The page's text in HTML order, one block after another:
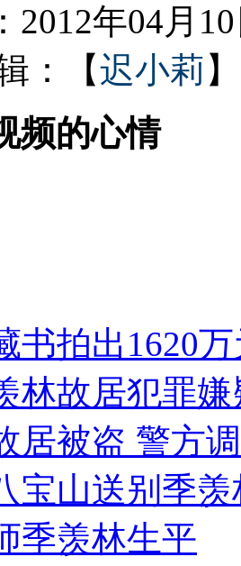
人重逢
撞 2名女童死亡
人 警民合力深夜将其击毙
人 痛下狠手拳打脚踢
生回应
治霸凌主义
2012年04月
：【迟小莉 】
频的心情
书拍出1620
林故居犯罪
居被盗 警方
宝山送别季羡
季羡林生平